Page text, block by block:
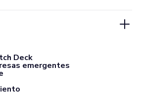
Deck
emergentes